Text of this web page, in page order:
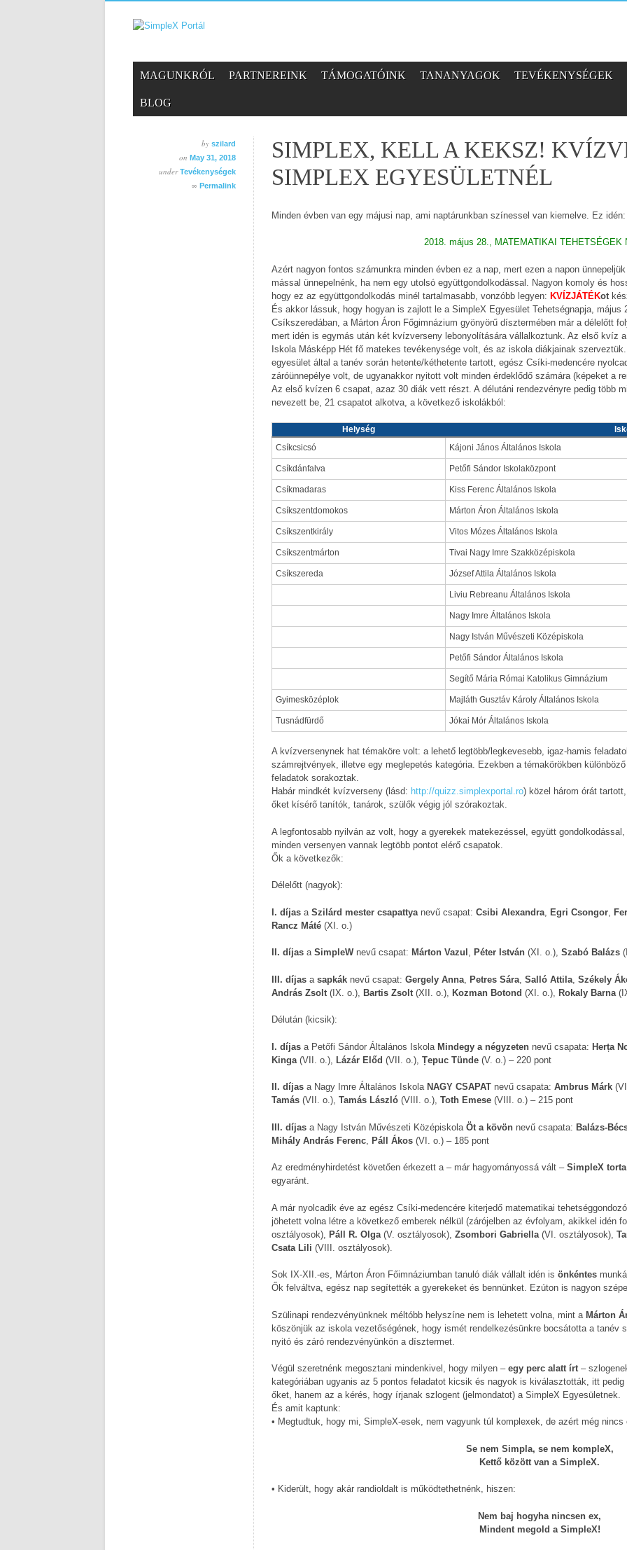
MAIN MENU
MAGUNKRÓL PARTNEREINK TÁMOGATÓINK TANANYAGOK TEVÉKENYSÉGEK
BLOG
by szilard
on May 31, 2018
underTevékenységek
∞ Permalink
SIMPLEX, KELL A KEKSZ!
SIMPLEX EGYESÜLETNÉL
Minden évben van egy májusi nap, ami naptárunkban színessel van kiemelve. Ez idén:
2018. május 28., MATEMATIKAI TEHETSÉGEK
Azért nagyon fontos számunkra minden évben ez a nap, mert ezen a napon
mással ünnepelnénk, ha nem egy utolsó együttgondolkodással. Nagyon komoly és
hogy ez az együttgondolkodás minél tartalmasabb, vonzóbb legyen: KVÍZJÁTÉKot
És akkor lássuk, hogy hogyan is zajlott le a SimpleX Egyesület Tehetségnapja, május
Csíkszeredában, a Márton Áron Főgimnázium gyönyörű dísztermében már a délelőtt
mert idén is egymás után két kvízverseny lebonyolítására vállalkoztunk. Az első kvíz
Iskola Másképp Hét fő matekes tevékenysége volt, és az iskola diákjainak
egyesület által a tanév során hetente/kéthetente tartott, egész Csíki-medencére
záróünnepélye volt, de ugyanakkor nyitott volt minden érdeklődő számára (képeket a
Az első kvízen 6 csapat, azaz 30 diák vett részt. A délutáni rendezvényre pedig több
nevezett be, 21 csapatot alkotva, a következő iskolákból:
Helység
Csíkcsicsó
Kájoni János Általános Iskola
Csíkdánfalva Petőfi Sándor Iskolaközpont
Csíkmadaras Kiss Ferenc Általános Iskola
Csíkszentdomokos Márton Áron Általános Iskola
Csíkszentkirály Vitos Mózes Általános Iskola
Csíkszentmárton Tivai Nagy Imre Szakközépiskola
Csíkszereda József Attila Általános Iskola
Liviu Rebreanu Általános Iskola
Nagy Imre Általános Iskola
Nagy István Művészeti Középiskola
Petőfi Sándor Általános Iskola
Segítő Mária Római Katolikus Gimnázium
Gyimesközéplok Majláth Gusztáv Károly Általános Iskola
Tusnádfürdő Jókai Mór Általános Iskola
A kvízversenynek hat témaköre volt: a lehető legtöbb/legkevesebb, igaz-hamis
számrejtvények, illetve egy meglepetés kategória. Ezekben a témakörökben
feladatok sorakoztak.
Habár mindkét kvízverseny (lásd: http://quizz.simplexportal.ro) közel három órát
őket kísérő tanítók, tanárok, szülők végig jól szórakoztak.
A legfontosabb nyilván az volt, hogy a gyerekek matekezéssel, együtt
minden versenyen vannak legtöbb pontot elérő csapatok.
Ők a következők:
Délelőtt (nagyok):
I. díjas a Szilárd mester csapattya nevű csapat: Csibi Alexandra Egri Csongor
Rancz Máté (XI. o.)
II. díjas a SimpleWnevű csapat: Márton Vazul , Péter István (XI. o.), Szabó Balázs
III. díjas a sapkák nevű csapat: Gergely Anna Petres Sára Salló Attila Székely
András Zsolt (IX. o.), Bartis Zsolt (XII. o.), Kozman Botond (XI. o.), Rokaly Barna
Délután (kicsik):
I. díjas a Petőfi Sándor Általános Iskola Mindegy a négyzeten nevű csapata: Herța
Kinga (VII. o.), Lázár Előd (VII. o.), Țepuc Tünde (V. o.) – 220 pont
II. díjas a Nagy Imre Általános Iskola NAGY CSAPAT nevű csapata: Ambrus Márk
Tamás (VII. o.), Tamás László (VIII. o.), Toth Emese (VIII. o.) – 215 pont
III. díjas a Nagy István Művészeti Középiskola Öt a kövön nevű csapata: Balázs-
Mihály András Ferenc Páll Ákos (VI. o.) – 185 pont
Az eredményhirdetést követően érkezett a – már hagyományossá vált – SimpleX torta
egyaránt.
A már nyolcadik éve az egész Csíki-medencére kiterjedő matematikai
jöhetett volna létre a következő emberek nélkül (zárójelben az évfolyam, akikkel idén
osztályosok), Páll R. Olga (V. osztályosok), Zsombori Gabriella (VI. osztályosok),
Csata Lili (VIII. osztályosok).
Sok IX-XII.-es, Márton Áron Főimnáziumban tanuló diák vállalt idén is önkéntes
Ők felváltva, egész nap segítették a gyerekeket és bennünket. Ezúton is nagyon
Szülinapi rendezvényünknek méltóbb helyszíne nem is lehetett volna, mint a Márton
köszönjük az iskola vezetőségének, hogy ismét rendelkezésünkre bocsátotta a tanév
nyitó és záró rendezvényünkön a dísztermet.
Végül szeretnénk megosztani mindenkivel, hogy milyen – egy perc alatt írt –
kategóriában ugyanis az 5 pontos feladatot kicsik és nagyok is kiválasztották, itt
őket, hanem az a kérés, hogy írjanak szlogent (jelmondatot) a SimpleX Egyesületnek.
És amit kaptunk:
• Megtudtuk, hogy mi, SimpleX-esek, nem vagyunk túl komplexek, de azért még nincs
Se nem Simpla, se nem kompleX,
Kettő között van a SimpleX.
• Kiderült, hogy akár randioldalt is működtethetnénk, hiszen:
Nem baj hogyha nincsen ex,
Mindent megold a SimpleX!